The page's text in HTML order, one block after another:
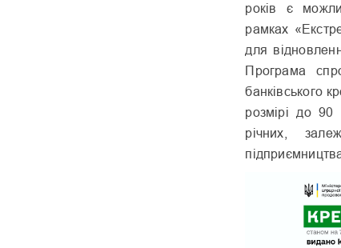
років є
рамках
для
Програма
банківського
розмірі до 90
річних,